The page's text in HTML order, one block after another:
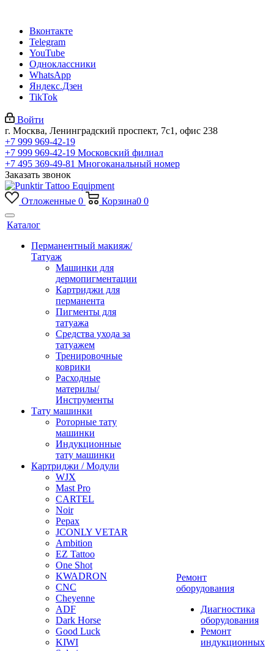
Вконтакте
Telegram
YouTube
Одноклассники
WhatsApp
Яндекс.Дзен
TikTok
Войти
г. Москва, Ленинградский проспект, 7с1, офис 238
+7 999 969-42-19
+7 999 969-42-19 Московский филиал
+7 495 369-49-81 Многоканальный номер
Заказать звонок
Отложенные 0 Корзина0 0
Каталог
Перманентный макияж/
Татуаж
Машинки для
дермопигментации
Картриджи для
перманента
Пигменты для
татуажа
Средства ухода за
татуажем
Тренировочные
коврики
Расходные
материлы/
Инструменты
Тату машинки
Роторные тату
машинки
Индукционные
тату машинки
Картриджи / Модули
WJX
Mast Pro
CARTEL
Noir
Pepax
JCONLY VETAR
Ambition
EZ Tattoo
One Shot
KWADRON
CNC
Cheyenne
ADF
Dark Horse
Good Luck
KIWI
Ремонт
оборудования
Диагностика
оборудования
Ремонт
индукционных